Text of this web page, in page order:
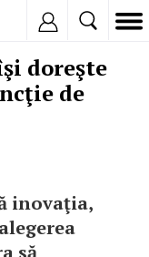
doreşte
de
inovaţia,
să